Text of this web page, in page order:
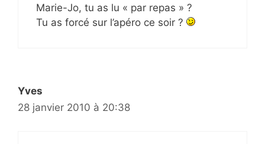
Marie-Jo, tu as lu « par repas » ?
Tu as forcé sur l’apéro ce soir ?
Yves
28 janvier 2010 à 20:38